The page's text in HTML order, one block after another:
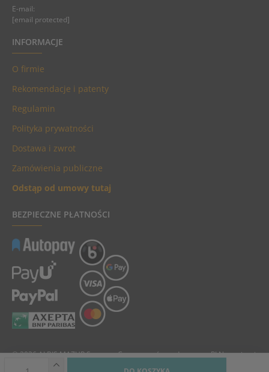
E-mail:
[email protected]
INFORMACJE
O firmie
Rekomendacje i patenty
Regulamin
Polityka prywatności
Dostawa i zwrot
Zamówienia publiczne
Odstąp od umowy tutaj
BEZPIECZNE PŁATNOŚCI
© 2026 ALBIS MAZUR Sp. z o.o. Ceny towarów podane są w PLN, zawierają
podatek VAT i nie zawierają kosztów dostawy.